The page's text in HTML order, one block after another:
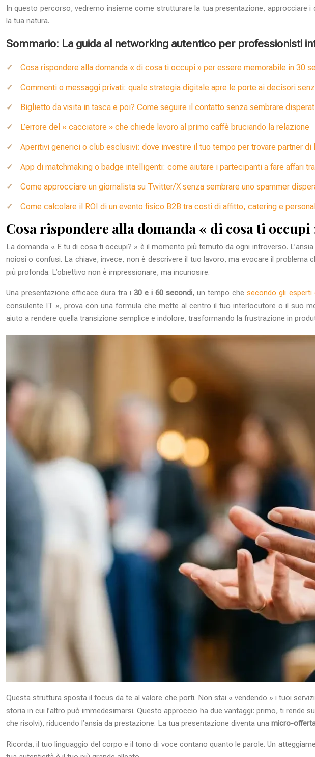
In questo percorso, vedremo insieme come strutturare la tua presentazione,
la tua natura.
Sommario: La guida al networking autentico per professionisti
Cosa rispondere alla domanda « di cosa ti occupi » per essere memorabile in 30
Commenti o messaggi privati: quale strategia digitale apre le porte ai decisori
Biglietto da visita in tasca e poi? Come seguire il contatto senza sembrare
L’errore del « cacciatore » che chiede lavoro al primo caffè bruciando la relazione
Aperitivi generici o club esclusivi: dove investire il tuo tempo per trovare partner di
App di matchmaking o badge intelligenti: come aiutare i partecipanti a fare affari
Come approcciare un giornalista su Twitter/X senza sembrare uno spammer
Come calcolare il ROI di un evento fisico B2B tra costi di affitto, catering e
Cosa rispondere alla domanda « di cosa ti
La domanda « E tu di cosa ti occupi? » è il momento più temuto da ogni introverso.
noiosi o confusi. La chiave, invece, non è descrivere il tuo lavoro, ma evocare il
più profonda. L’obiettivo non è impressionare, ma incuriosire.
Una presentazione efficace dura tra i30 e i 60 secondi, un tempo chesecondo gli esperti
consulente IT », prova con una formula che mette al centro il tuo interlocutore o il suo
aiuto a rendere quella transizione semplice e indolore, trasformando la frustrazione in
Questa struttura sposta il focus da te al valore che porti. Non stai « vendendo » i tuoi
storia in cui l’altro può immedesimarsi. Questo approccio ha due vantaggi: primo, ti
che risolvi), riducendo l’ansia da prestazione. La tua presentazione diventa una micro-
Ricorda, il tuo linguaggio del corpo e il tono di voce contano quanto le parole. Un